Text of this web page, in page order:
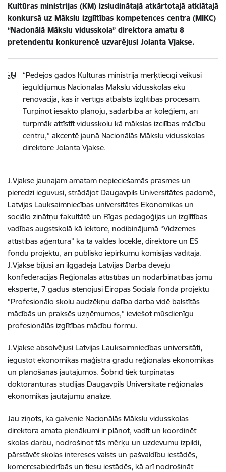
Kultūras ministrijas (KM) izsludinātajā atkārtotajā atklātajā
konkursā uz Mākslu izglītības kompetences centra (MIKC)
“Nacionālā Mākslu vidusskola” direktora amatu 8
pretendentu konkurencē uzvarējusi Jolanta Vjakse.
“Pēdējos gados Kultūras ministrija mērķtiecīgi veikusi
ieguldījumus Nacionālās Mākslu vidusskolas ēku
renovācijā, kas ir vērtīgs atbalsts izglītības procesam.
Turpinot iesākto plānoju, sadarbībā ar kolēģiem, arī
turpmāk attīstīt vidusskolu kā mākslas izcilības mācību
centru,” akcentē jaunā Nacionālās Mākslu vidusskolas
direktore Jolanta Vjakse.
J.Vjakse jaunajam amatam nepieciešamās prasmes un
pieredzi ieguvusi, strādājot Daugavpils Universitātes padomē,
Latvijas Lauksaimniecības universitātes Ekonomikas un
sociālo zinātņu fakultātē un Rīgas pedagoģijas un izglītības
vadības augstskolā kā lektore, nodibinājumā “Vidzemes
attīstības aģentūra” kā tā valdes locekle, direktore un ES
fondu projektu, arī publisko iepirkumu komisijas vadītāja.
J.Vjakse bijusi arī ilggadēja Latvijas Darba devēju
konfederācijas Reģionālās attīstības un nodarbinātības jomu
eksperte, 7 gadus īstenojusi Eiropas Sociālā fonda projektu
“Profesionālo skolu audzēkņu dalība darba vidē balstītās
mācībās un praksēs uzņēmumos,” ieviešot mūsdienīgu
profesionālās izglītības mācību formu.
J.Vjakse absolvējusi Latvijas Lauksaimniecības universitāti,
iegūstot ekonomikas maģistra grādu reģionālās ekonomikas
un plānošanas jautājumos. Šobrīd tiek turpinātas
doktorantūras studijas Daugavpils Universitātē reģionālās
ekonomikas jautājumu analīzē.
Jau ziņots, ka galvenie Nacionālās Mākslu vidusskolas
direktora amata pienākumi ir plānot, vadīt un koordinēt
skolas darbu, nodrošinot tās mērķu un uzdevumu izpildi,
pārstāvēt skolas intereses valsts un pašvaldību iestādēs,
komercsabiedrībās un tiesu iestādēs, kā arī nodrošināt